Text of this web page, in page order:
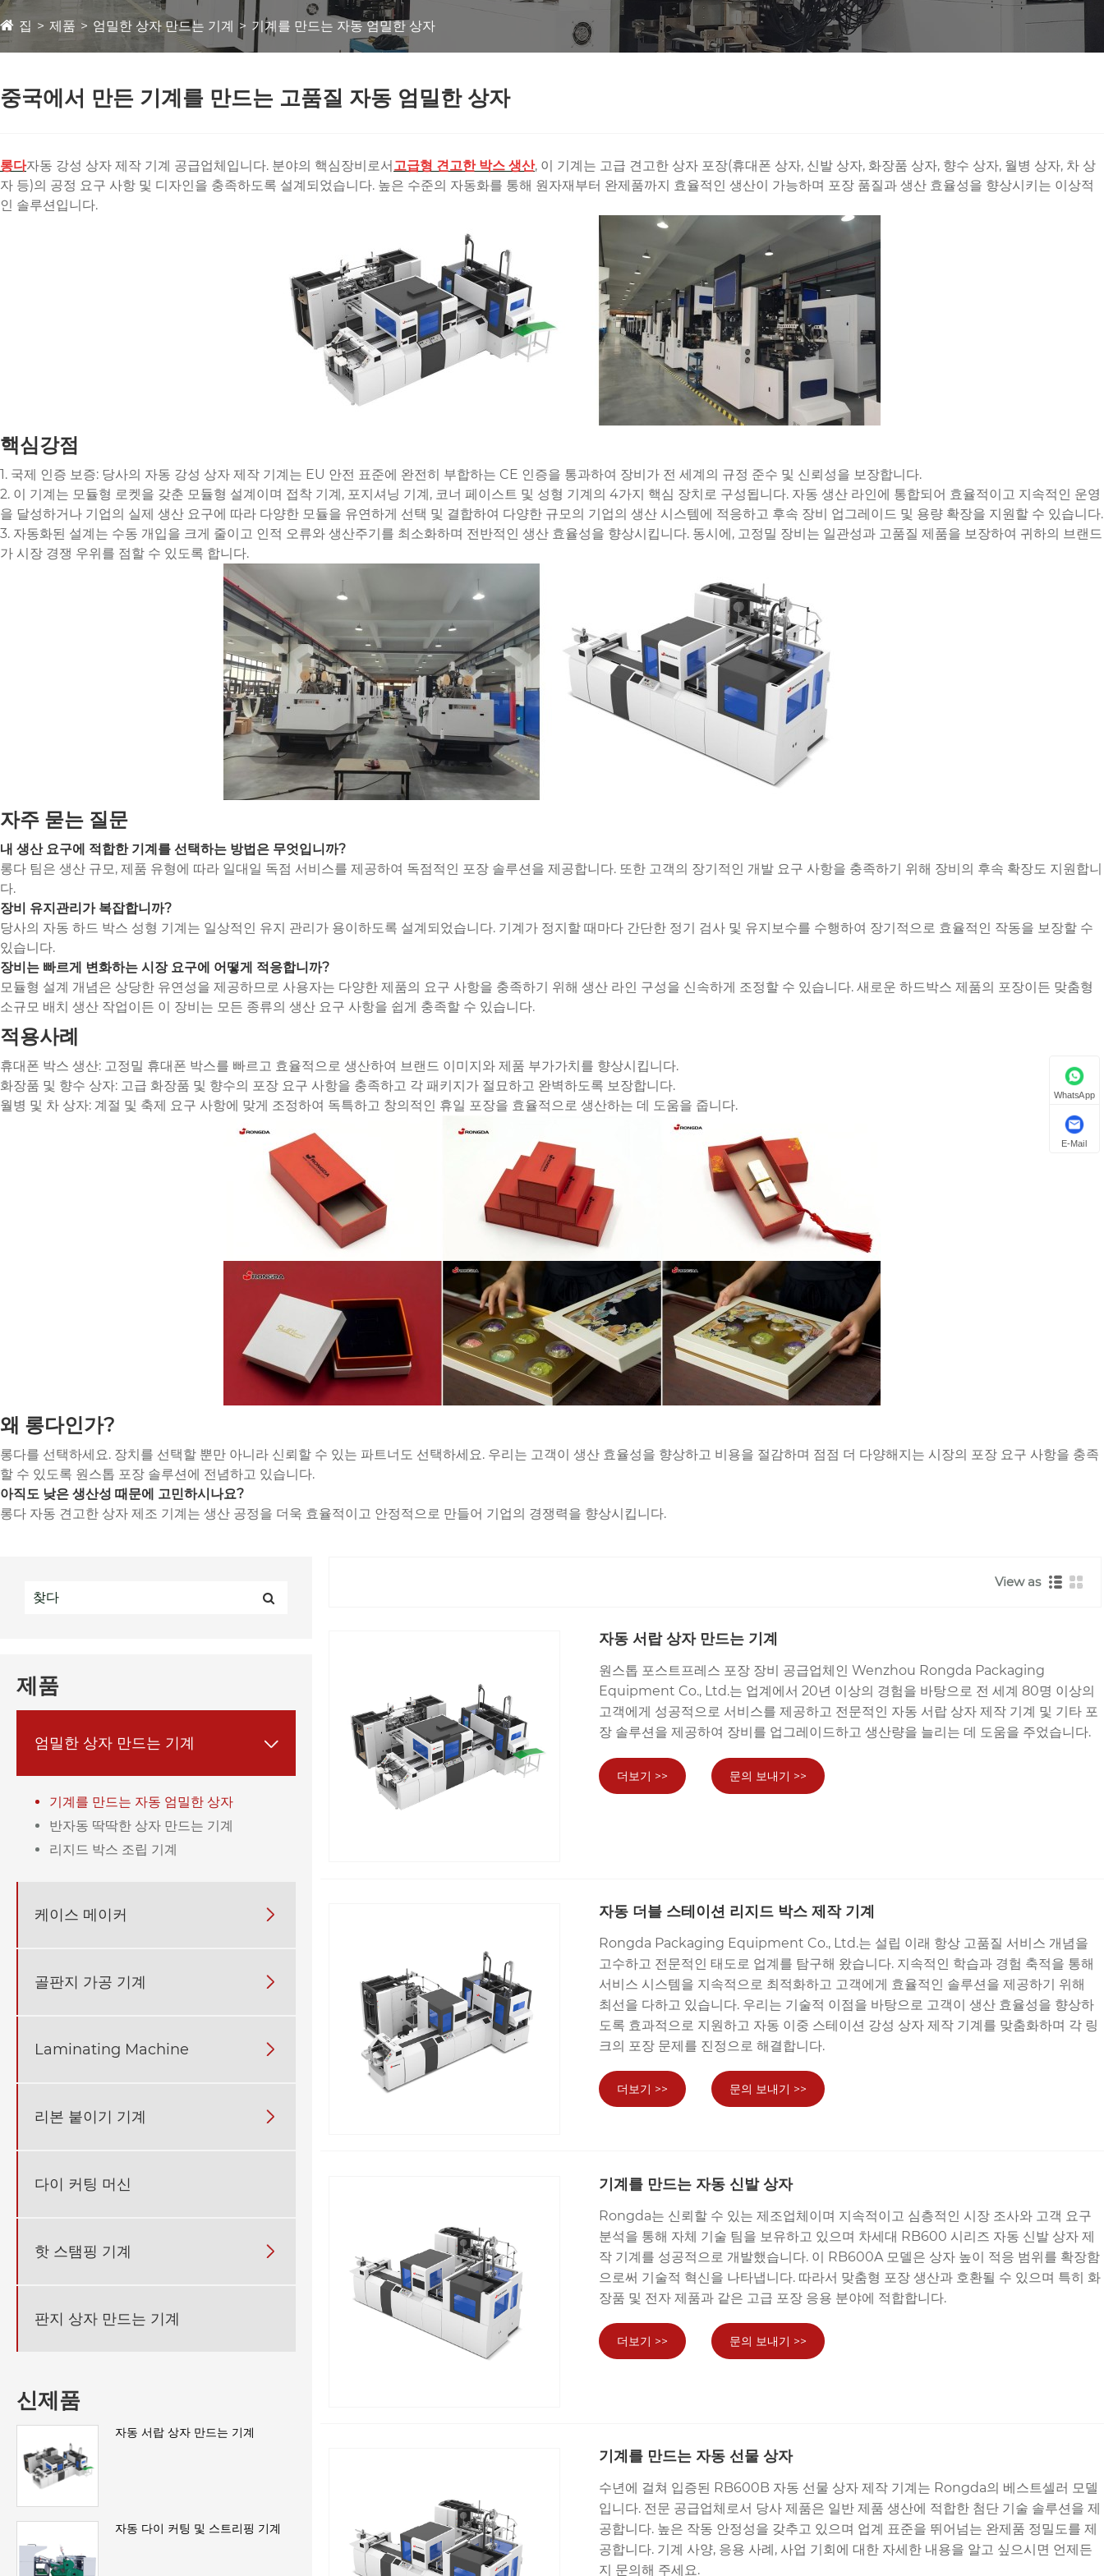
집 제품 엄밀한 상자 만드는 기계 기계를 만드는 자동 엄밀한 상자
중국에서 만든 기계를 만드는 고품질 자동 엄밀한 상자
롱다자동 강성 상자 제작 기계 공급업체입니다. 분야의 핵심장비로서고급형 견고한 박스 생산, 이 기계는 고급 견고한 상자 포장(휴대폰 상자, 신발 상자, 화장품 상자, 향수 상자, 월병 상자, 차 상
자 등)의 공정 요구 사항 및 디자인을 충족하도록 설계되었습니다. 높은 수준의 자동화를 통해 원자재부터 완제품까지 효율적인 생산이 가능하며 포장 품질과 생산 효율성을 향상시키는 이상적
인 솔루션입니다.
핵심강점
1. 국제 인증 보증: 당사의 자동 강성 상자 제작 기계는 EU 안전 표준에 완전히 부합하는 CE 인증을 통과하여 장비가 전 세계의 규정 준수 및 신뢰성을 보장합니다.
2. 이 기계는 모듈형 로켓을 갖춘 모듈형 설계이며 접착 기계, 포지셔닝 기계, 코너 페이스트 및 성형 기계의 4가지 핵심 장치로 구성됩니다. 자동 생산 라인에 통합되어 효율적이고 지속적인 운영
을 달성하거나 기업의 실제 생산 요구에 따라 다양한 모듈을 유연하게 선택 및 결합하여 다양한 규모의 기업의 생산 시스템에 적응하고 후속 장비 업그레이드 및 용량 확장을 지원할 수 있습니다.
3. 자동화된 설계는 수동 개입을 크게 줄이고 인적 오류와 생산주기를 최소화하며 전반적인 생산 효율성을 향상시킵니다. 동시에, 고정밀 장비는 일관성과 고품질 제품을 보장하여 귀하의 브랜드
가 시장 경쟁 우위를 점할 수 있도록 합니다.
자주 묻는 질문
내 생산 요구에 적합한 기계를 선택하는 방법은 무엇입니까?
롱다 팀은 생산 규모, 제품 유형에 따라 일대일 독점 서비스를 제공하여 독점적인 포장 솔루션을 제공합니다. 또한 고객의 장기적인 개발 요구 사항을 충족하기 위해 장비의 후속 확장도 지원합니
다.
장비 유지관리가 복잡합니까?
당사의 자동 하드 박스 성형 기계는 일상적인 유지 관리가 용이하도록 설계되었습니다. 기계가 정지할 때마다 간단한 정기 검사 및 유지보수를 수행하여 장기적으로 효율적인 작동을 보장할 수
있습니다.
장비는 빠르게 변화하는 시장 요구에 어떻게 적응합니까?
모듈형 설계 개념은 상당한 유연성을 제공하므로 사용자는 다양한 제품의 요구 사항을 충족하기 위해 생산 라인 구성을 신속하게 조정할 수 있습니다. 새로운 하드박스 제품의 포장이든 맞춤형
소규모 배치 생산 작업이든 이 장비는 모든 종류의 생산 요구 사항을 쉽게 충족할 수 있습니다.
적용사례
휴대폰 박스 생산: 고정밀 휴대폰 박스를 빠르고 효율적으로 생산하여 브랜드 이미지와 제품 부가가치를 향상시킵니다.
화장품 및 향수 상자: 고급 화장품 및 향수의 포장 요구 사항을 충족하고 각 패키지가 절묘하고 완벽하도록 보장합니다.
월병 및 차 상자: 계절 및 축제 요구 사항에 맞게 조정하여 독특하고 창의적인 휴일 포장을 효율적으로 생산하는 데 도움을 줍니다.
왜 롱다인가?
롱다를 선택하세요. 장치를 선택할 뿐만 아니라 신뢰할 수 있는 파트너도 선택하세요. 우리는 고객이 생산 효율성을 향상하고 비용을 절감하며 점점 더 다양해지는 시장의 포장 요구 사항을 충족
할 수 있도록 원스톱 포장 솔루션에 전념하고 있습니다.
아직도 낮은 생산성 때문에 고민하시나요?
롱다 자동 견고한 상자 제조 기계는 생산 공정을 더욱 효율적이고 안정적으로 만들어 기업의 경쟁력을 향상시킵니다.
제품
엄밀한 상자 만드는 기계 
기계를 만드는 자동 엄밀한 상자
반자동 딱딱한 상자 만드는 기계
리지드 박스 조립 기계
케이스 메이커 
골판지 가공 기계 
Laminating Machine 
리본 붙이기 기계 
다이 커팅 머신
핫 스탬핑 기계 
판지 상자 만드는 기계
신제품
자동 서랍 상자 만드는 기계
자동 다이 커팅 및 스트리핑 기계
View as
자동 서랍 상자 만드는 기계
원스톱 포스트프레스 포장 장비 공급업체인 Wenzhou Rongda Packaging
Equipment Co., Ltd.는 업계에서 20년 이상의 경험을 바탕으로 전 세계 80명 이상의
고객에게 성공적으로 서비스를 제공하고 전문적인 자동 서랍 상자 제작 기계 및 기타 포
장 솔루션을 제공하여 장비를 업그레이드하고 생산량을 늘리는 데 도움을 주었습니다.
더보기 >> 문의 보내기 >>
자동 더블 스테이션 리지드 박스 제작 기계
Rongda Packaging Equipment Co., Ltd.는 설립 이래 항상 고품질 서비스 개념을
고수하고 전문적인 태도로 업계를 탐구해 왔습니다. 지속적인 학습과 경험 축적을 통해
서비스 시스템을 지속적으로 최적화하고 고객에게 효율적인 솔루션을 제공하기 위해
최선을 다하고 있습니다. 우리는 기술적 이점을 바탕으로 고객이 생산 효율성을 향상하
도록 효과적으로 지원하고 자동 이중 스테이션 강성 상자 제작 기계를 맞춤화하며 각 링
크의 포장 문제를 진정으로 해결합니다.
더보기 >> 문의 보내기 >>
기계를 만드는 자동 신발 상자
Rongda는 신뢰할 수 있는 제조업체이며 지속적이고 심층적인 시장 조사와 고객 요구
분석을 통해 자체 기술 팀을 보유하고 있으며 차세대 RB600 시리즈 자동 신발 상자 제
작 기계를 성공적으로 개발했습니다. 이 RB600A 모델은 상자 높이 적응 범위를 확장함
으로써 기술적 혁신을 나타냅니다. 따라서 맞춤형 포장 생산과 호환될 수 있으며 특히 화
장품 및 전자 제품과 같은 고급 포장 응용 분야에 적합합니다.
더보기 >> 문의 보내기 >>
기계를 만드는 자동 선물 상자
수년에 걸쳐 입증된 RB600B 자동 선물 상자 제작 기계는 Rongda의 베스트셀러 모델
입니다. 전문 공급업체로서 당사 제품은 일반 제품 생산에 적합한 첨단 기술 솔루션을 제
공합니다. 높은 작동 안정성을 갖추고 있으며 업계 표준을 뛰어넘는 완제품 정밀도를 제
공합니다. 기계 사양, 응용 사례, 사업 기회에 대한 자세한 내용을 알고 싶으시면 언제든
지 문의해 주세요.
WhatsApp
E-Mail